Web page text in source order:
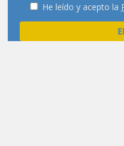
He leído y acepto la